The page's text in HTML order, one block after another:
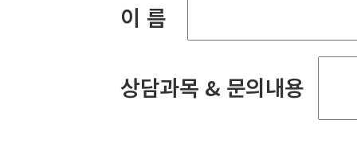
이 름
상담과목 & 문의내용